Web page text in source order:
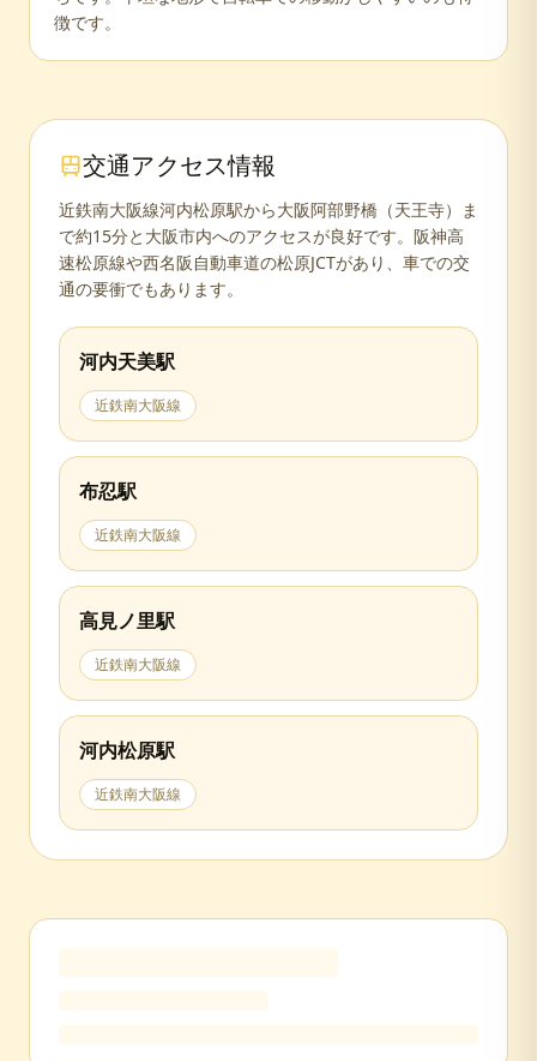
徴です。
交通アクセス情報
近鉄南大阪線河内松原駅から大阪阿部野橋（天王寺）ま
で約15分と大阪市内へのアクセスが良好です。阪神高
速松原線や西名阪自動車道の松原JCTがあり、車での交
通の要衝でもあります。
河内天美駅
近鉄南大阪線
布忍駅
近鉄南大阪線
高見ノ里駅
近鉄南大阪線
河内松原駅
近鉄南大阪線